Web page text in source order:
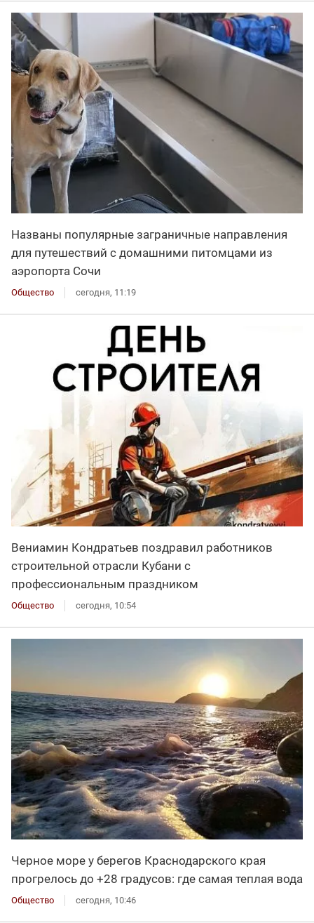
Названы популярные заграничные направления
для путешествий с домашними питомцами из
аэропорта Сочи
Общество сегодня, 11:19
Вениамин Кондратьев поздравил работников
строительной отрасли Кубани с
профессиональным праздником
Общество сегодня, 10:54
Черное море у берегов Краснодарского края
прогрелось до +28 градусов: где самая теплая вода
Общество сегодня, 10:46